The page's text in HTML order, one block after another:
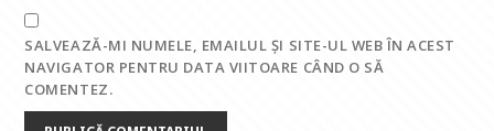
SALVEAZĂ-MI NUMELE, EMAILUL ȘI SITE-UL WEB ÎN ACEST
NAVIGATOR PENTRU DATA VIITOARE CÂND O SĂ
COMENTEZ.